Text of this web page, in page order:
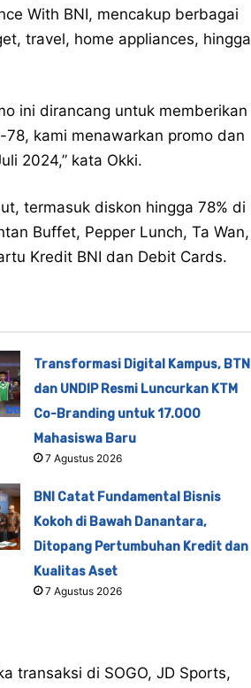
With BNI, mencakup berbagai
travel, home appliances, hingga
ini dirancang untuk memberikan
kami menawarkan promo dan
2024,” kata Okki.
termasuk diskon hingga 78% di
Buffet, Pepper Lunch, Ta Wan,
Kredit BNI dan Debit Cards.
Transformasi Digital Kampus, BTN
dan UNDIP Resmi Luncurkan KTM
Co-Branding untuk 17.000
Mahasiswa Baru
7 Agustus 2026
BNI Catat Fundamental Bisnis
Kokoh di Bawah Danantara,
Ditopang Pertumbuhan Kredit dan
Kualitas Aset
7 Agustus 2026
transaksi di SOGO, JD Sports,